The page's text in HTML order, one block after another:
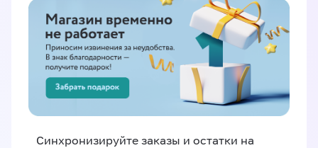
Синхронизируйте заказы и остатки на